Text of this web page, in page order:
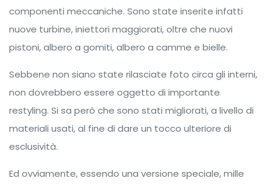
componenti meccaniche. Sono state inserite infatti
nuove turbine, iniettori maggiorati, oltre che nuovi
pistoni, albero a gomiti, albero a camme e bielle.
Sebbene non siano state rilasciate foto circa gli interni,
non dovrebbero essere oggetto di importante
restyling. Si sa però che sono stati migliorati, a livello di
materiali usati, al fine di dare un tocco ulteriore di
esclusività.
Ed ovviamente, essendo una versione speciale, mille